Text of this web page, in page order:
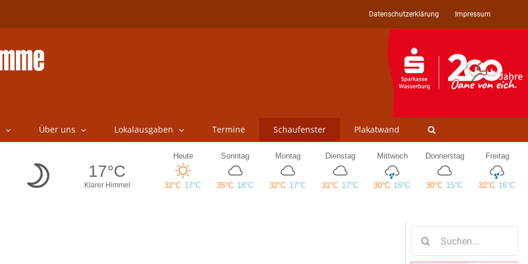
Datenschutzerklärung Impressum
Über uns Lokalausgaben Termine Schaufenster Plakatwand
nach: